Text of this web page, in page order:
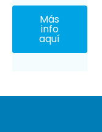
Más
info
aquí